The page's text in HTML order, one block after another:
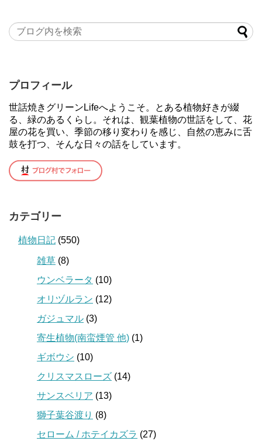
プロフィール
世話焼きグリーンLifeへようこそ。とある植物好きが綴
る、緑のあるくらし。それは、観葉植物の世話をして、花
屋の花を買い、季節の移り変わりを感じ、自然の恵みに舌
鼓を打つ、そんな日々の話をしています。
カテゴリー
植物日記 (550)
雑草 (8)
ウンベラータ (10)
オリヅルラン (12)
ガジュマル (3)
寄生植物(南蛮煙管 他) (1)
ギボウシ (10)
クリスマスローズ (14)
サンスベリア (13)
獅子葉谷渡り (8)
セローム / ホテイカズラ (27)